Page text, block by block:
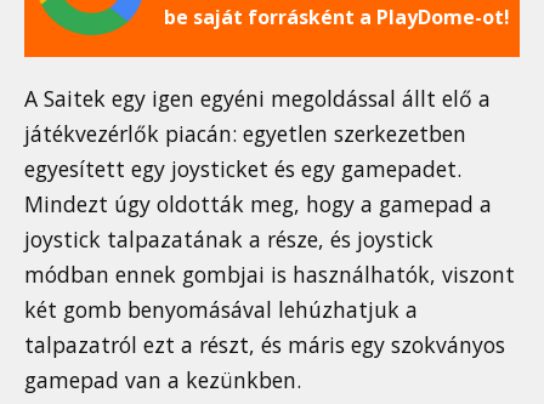
be saját forrásként a PlayDome-ot!
A Saitek egy igen egyéni megoldással állt elő a
játékvezérlők piacán: egyetlen szerkezetben
egyesített egy joysticket és egy gamepadet.
Mindezt úgy oldották meg, hogy a gamepad a
joystick talpazatának a része, és joystick
módban ennek gombjai is használhatók, viszont
két gomb benyomásával lehúzhatjuk a
talpazatról ezt a részt, és máris egy szokványos
gamepad van a kezünkben.